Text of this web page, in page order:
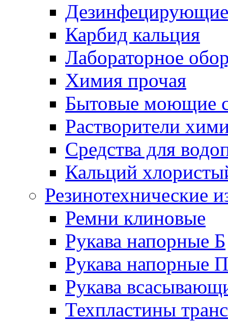
Дезинфецирующие
Карбид кальция
Лабораторное
Химия прочая
Бытовые моющие
Растворители
Средства для
Кальций
Резинотехнические
Ремни клиновые
Рукава напорные Б
Рукава напорные П
Рукава
Техпластины